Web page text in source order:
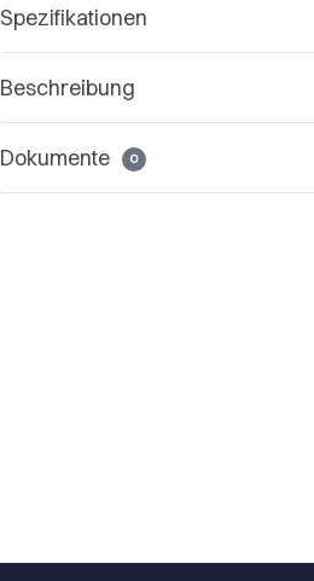
Spezifikationen
Beschreibung
Dokumente 0